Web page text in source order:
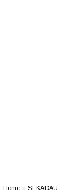
Home SEKADAU